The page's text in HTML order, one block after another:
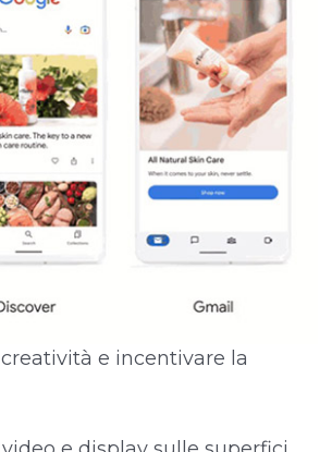
e incentivare la